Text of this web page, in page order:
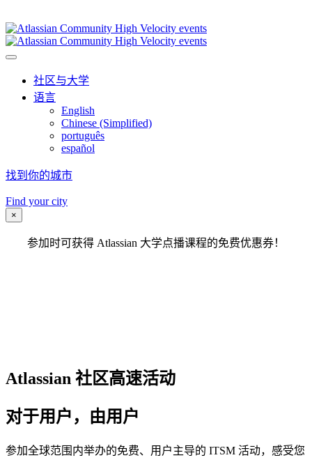
社区与大学
语言
English
Chinese (Simplified)
português
español
找到你的城市
Find your city
×
参加时可获得 Atlassian 大学点播课程的免费优惠券！
Atlassian 社区高速活动
对于用户，由用户
参加全球范围内举办的免费、用户主导的 ITSM 活动，感受您